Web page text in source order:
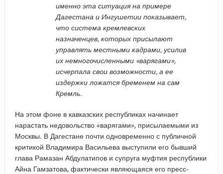
именно эта ситуация на примере
Дагестана и Ингушетии показывает,
что система кремлевских
назначенцев, которых присылают
управлять местными кадрами, усилив
их немногочисленными «варягами»,
исчерпала свои возможности, а ее
издержки ложатся бременем на сам
Кремль.
На этом фоне в кавказских республиках начинает
нарастать недовольство «варягами», присылаемыми из
Москвы. В Дагестане почти одновременно с публичной
критикой Владимира Васильева выступили его бывший
глава Рамазан Абдулатипов и супруга муфтия республики
Айна Гамзатова, фактически являющаяся его пресс-